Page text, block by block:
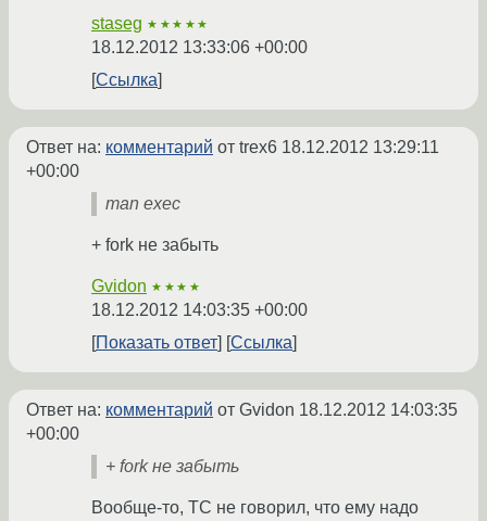
staseg ★★★★★
18.12.2012 13:33:06 +00:00
Ссылка
Ответ на: комментарий от trex6 18.12.2012 13:29:11
+00:00
man exec
+ fork не забыть
Gvidon ★★★★
18.12.2012 14:03:35 +00:00
Показать ответ
Ссылка
Ответ на: комментарий от Gvidon 18.12.2012 14:03:35
+00:00
+ fork не забыть
Вообще-то, ТС не говорил, что ему надо